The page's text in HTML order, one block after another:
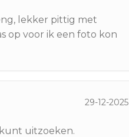
lekker pittig met
op voor ik een foto kon
29-12-2025
uitzoeken.